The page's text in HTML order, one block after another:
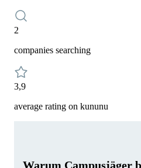
2
companies searching
3,9
average rating on kununu
Warum Campusjäger